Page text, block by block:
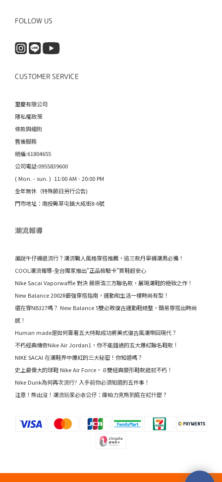
FOLLOW US
CUSTOMER SERVICE
璽慶有限公司
隱私權政策
條款與細則
售後服務
統編:61804655
公司電話:0955839600
( Mon. - sun. ) 11:00 AM - 20:00 PM
全年無休（特殊節日另行公告)
門市地址：南投縣草屯鎮大成街8-6號
潮流報導
誰說牛仔褲退流行？潮流職人風格穿搭推薦，這三款丹寧褲潮男必備！
COOL潮流報導-全台獨家推出"正品檢驗卡"買鞋超安心
Nike Sacai Vaporwaffle 對決 藤原浩三方聯名款，展現潮鞋的極致之作！
New Balance 2002R最強穿搭指南，運動和生活一樣時尚有型！
還在穿NB327嗎？ New Balance 5雙必敗復古運動鞋總整，簡易穿搭出時尚
感！
Human made是如何靠著五大特點成功將美式復古風潮帶回現代？
不朽經典傳奇Nike Air Jordan1，你不能錯過的五大爆紅聯名鞋款！
NIKE SACAI 在潮鞋界中爆紅的三大秘密！你知道嗎？
史上最偉大的球鞋 Nike Air Force，８雙經典變形鞋款造就不朽！
Nike Dunk為何再次流行? 入手前你必須知道的五件事！
注意！熊出沒！潮流玩家必收公仔：庫柏力克熊到底在紅什麼？